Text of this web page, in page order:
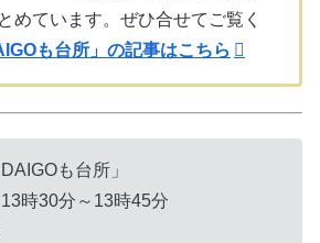
めています。ぜひ合せてご覧く
も台所」の記事はこちら
も台所」
時30分～13時45分